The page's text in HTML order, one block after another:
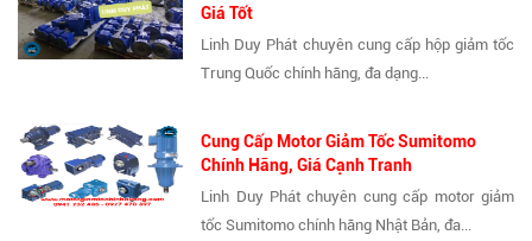
Giá Tốt
Linh Duy Phát chuyên cung cấp hộp giảm tốc
Trung Quốc chính hãng, đa dạng...
Cung Cấp Motor Giảm Tốc Sumitomo
Chính Hãng, Giá Cạnh Tranh
Linh Duy Phát chuyên cung cấp motor giảm
tốc Sumitomo chính hãng Nhật Bản, đa...